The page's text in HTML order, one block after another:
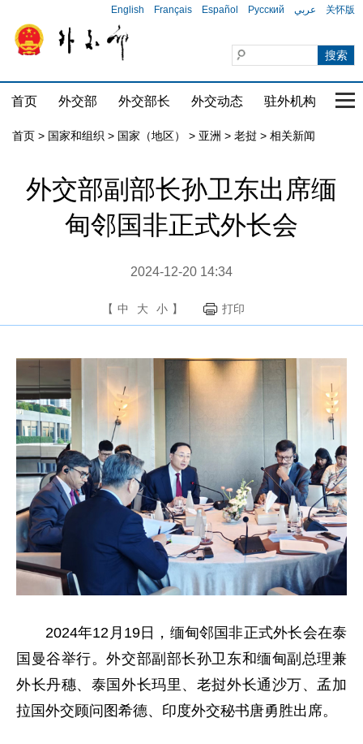
English Français Español Русский عربي 关怀版
首页 外交部 外交部长 外交动态 驻外机构 国
首页 > 国家和组织 > 国家（地区） > 亚洲 > 老挝 > 相关新闻
外交部副部长孙卫东出席缅
甸邻国非正式外长会
2024-12-20 14:34
【 中 大 小 】 打印
2024年12月19日，缅甸邻国非正式外长会在泰
国曼谷举行。外交部副部长孙卫东和缅甸副总理兼
外长丹穗、泰国外长玛里、老挝外长通沙万、孟加
拉国外交顾问图希德、印度外交秘书唐勇胜出席。